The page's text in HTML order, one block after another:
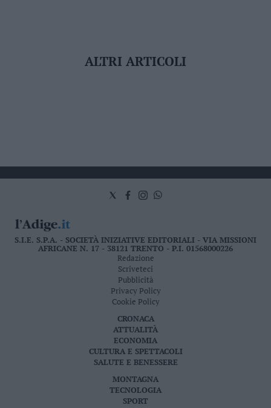
ALTRI ARTICOLI
S.I.E. S.P.A. - SOCIETÀ INIZIATIVE EDITORIALI - VIA MISSIONI
AFRICANE N. 17 - 38121 TRENTO - P.I. 01568000226
Redazione
Scriveteci
Pubblicità
Privacy Policy
Cookie Policy
CRONACA
ATTUALITÀ
ECONOMIA
CULTURA E SPETTACOLI
SALUTE E BENESSERE
MONTAGNA
TECNOLOGIA
SPORT